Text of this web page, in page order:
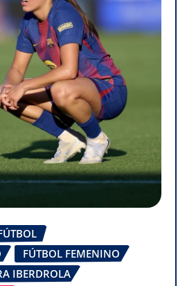
FÚTBOL FEMENINO
IBERDROLA